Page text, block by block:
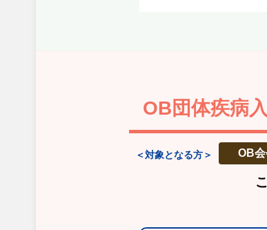
OB団体疾病
＜対象となる方＞ OB